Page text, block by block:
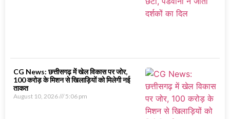
CG News: छत्तीसगढ़ में खेल विकास पर जोर,
100 करोड़ के मिशन से खिलाड़ियों को मिलेगी नई
ताकत
August 10, 2026 5:06 pm